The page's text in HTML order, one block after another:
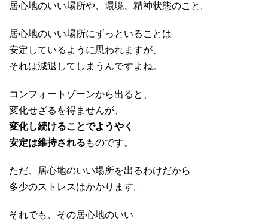
居心地のいい場所や、環境、精神状態のこと。
居心地のいい場所にずっといることは
安定しているように思われますが、
それは減退してしまうんですよね。
コンフォートゾーンから出ると、
変化せざるを得ませんが、
変化し続けることでようやく
安定は維持される ものです。
ただ、居心地のいい場所を出るわけだから
多少のストレスはかかります。
それでも、その居心地のいい